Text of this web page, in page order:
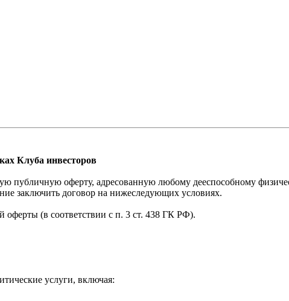
Клуба инвесторов
публичную оферту, адресованную любому дееспособному
заключить договор на нижеследующих условиях.
оферты (в соответствии с п. 3 ст. 438 ГК РФ).
услуги, включая: